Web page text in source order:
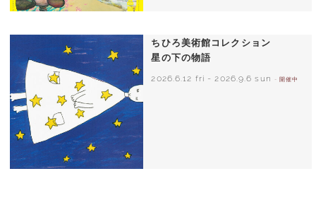
ちひろ美術館コレクション
星の下の物語
2026.6.12 fri - 2026.9.6 sun - 開催中